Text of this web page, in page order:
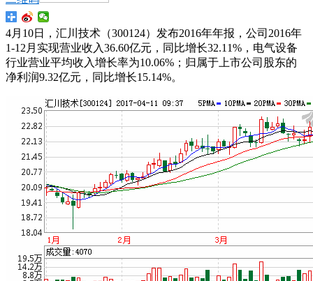
4月10日，汇川技术（300124）发布2016年年报，公司2016年
1-12月实现营业收入36.60亿元，同比增长32.11%，电气设备
行业营业平均收入增长率为10.06%；归属于上市公司股东的
净利润9.32亿元，同比增长15.14%。